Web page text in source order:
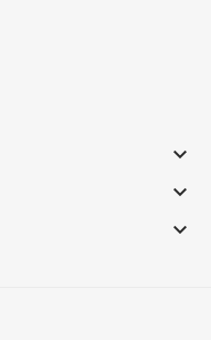
keyboard_arrow_down
keyboard_arrow_down
keyboard_arrow_down